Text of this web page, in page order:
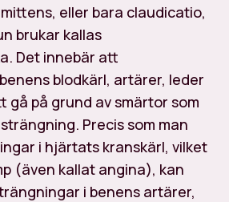
, eller bara claudicatio,
brukar kallas
. Det innebär att
blodkärl, artärer, leder
gå på grund av smärtor som
Precis som man
i hjärtats kranskärl, vilket
(även kallat angina), kan
i benens artärer,